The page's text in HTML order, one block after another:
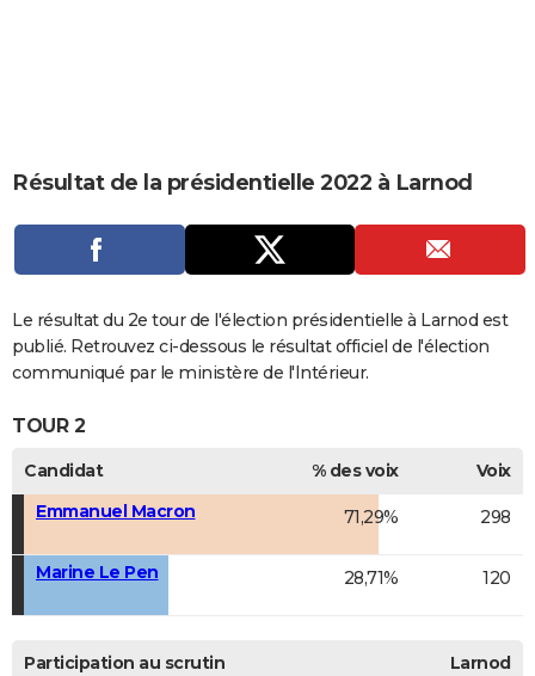
CARTE DE VOEUX
DICTIONNAIRE
Dictionnaire
Biographies
Expressions
Proverbes
PROGRAMME TV
COPAINS D'AVANT
Se connecter
Collèges
Universités
Entreprises
Service militaire
Avis de recherche
AVIS DE DÉCÈS
FORUM
Bricolage
Culture
Television
Voyage
Résultat de la présidentielle 2022 à Larnod
Le résultat du 2e tour de l'élection présidentielle à Larnod est
publié. Retrouvez ci-dessous le résultat officiel de l'élection
communiqué par le ministère de l'Intérieur.
TOUR 2
Candidat % des voix
Voix
Emmanuel Macron
71,29% 298
Marine Le Pen 28,71% 120
Participation au scrutin Larnod